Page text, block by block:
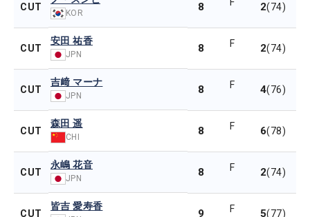
CUT
KOR 8 F 2(74)
CUT
安田 祐香
JPN 8 F 2(74)
CUT
吉﨑 マーナ
JPN 8 F 4(76)
CUT
森田 遥
CHI 8 F 6(78)
CUT
永嶋 花音
JPN 8 F 2(74)
CUT
皆吉 愛寿香
9 F 5(77)